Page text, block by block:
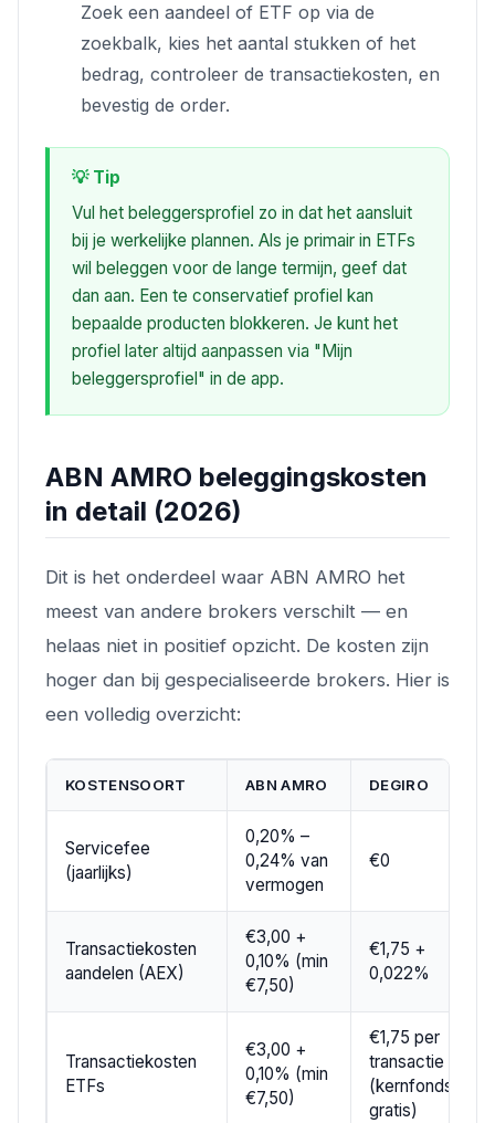
Zoek een aandeel of ETF op via de
zoekbalk, kies het aantal stukken of het
bedrag, controleer de transactiekosten, en
bevestig de order.
💡 Tip
Vul het beleggersprofiel zo in dat het aansluit
bij je werkelijke plannen. Als je primair in ETFs
wil beleggen voor de lange termijn, geef dat
dan aan. Een te conservatief profiel kan
bepaalde producten blokkeren. Je kunt het
profiel later altijd aanpassen via "Mijn
beleggersprofiel" in de app.
ABN AMRO beleggingskosten
in detail (2026)
Dit is het onderdeel waar ABN AMRO het
meest van andere brokers verschilt — en
helaas niet in positief opzicht. De kosten zijn
hoger dan bij gespecialiseerde brokers. Hier is
een volledig overzicht:
KOSTENSOORT ABN AMRO DEGIRO
Servicefee
(jaarlijks)
0,20% –
0,24% van
vermogen
€0
Transactiekosten
aandelen (AEX)
€3,00 +
0,10% (min
€7,50)
€1,75 +
0,022%
Transactiekosten
ETFs
€3,00 +
0,10% (min
€7,50)
€1,75 per
transactie
(kernfondsen
gratis)